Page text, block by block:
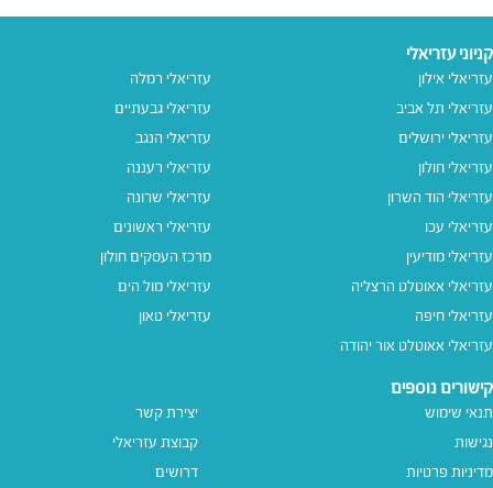
קניוני עזריאלי
עזריאלי אילון
עזריאלי תל אביב
עזריאלי ירושלים
עזריאלי חולון
עזריאלי הוד השרון
עזריאלי עכו
עזריאלי מודיעין
עזריאלי אאוטלט הרצליה
עזריאלי חיפה
עזריאלי אאוטלט אור יהודה
עזריאלי רמלה
עזריאלי גבעתיים
עזריאלי הנגב
עזריאלי רעננה
עזריאלי שרונה
עזריאלי ראשונים
מרכז העסקים חולון
עזריאלי מול הים
עזריאלי טאון
קישורים נוספים
תנאי שימוש
נגישות
מדיניות פרטיות
יצירת קשר
קבוצת עזריאלי
דרושים